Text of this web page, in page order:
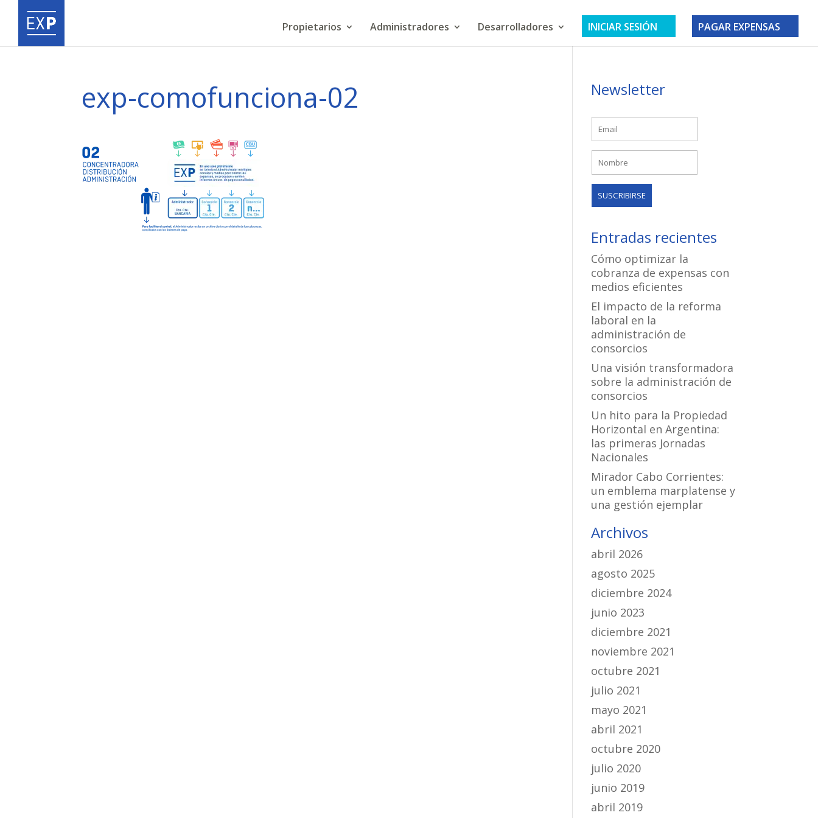
Propietarios Administradores Desarrolladores INICIAR SESIÓN PAGAR EXPENSAS
exp-comofunciona-02 Newsletter
Entradas recientes
Cómo optimizar la
cobranza de expensas con
medios eficientes
El impacto de la reforma
laboral en la
administración de
consorcios
Una visión transformadora
sobre la administración de
consorcios
Un hito para la Propiedad
Horizontal en Argentina:
las primeras Jornadas
Nacionales
Mirador Cabo Corrientes:
un emblema marplatense y
una gestión ejemplar
Archivos
abril 2026
agosto 2025
diciembre 2024
junio 2023
diciembre 2021
noviembre 2021
octubre 2021
julio 2021
mayo 2021
abril 2021
octubre 2020
julio 2020
junio 2019
abril 2019